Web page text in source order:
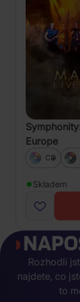
Europe
CD
Skladem
Rozhodli
najdete, co
to